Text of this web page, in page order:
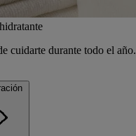
cuidarte durante todo el año.